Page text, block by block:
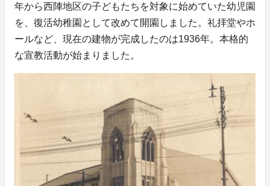
年から西陣地区の子どもたちを対象に始めていた幼児園
を、復活幼稚園として改めて開園しました。礼拝堂やホ
ールなど、現在の建物が完成したのは1936年。本格的
な宣教活動が始まりました。